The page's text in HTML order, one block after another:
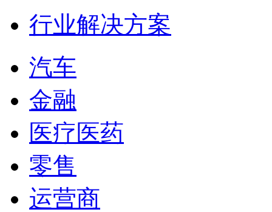
行业解决方案
汽车
金融
医疗医药
零售
运营商